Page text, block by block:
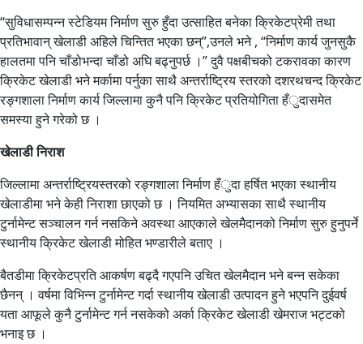
“सुविधासम्पन्न स्टेडियम निर्माण सुरु हुँदा उत्साहित बनेका क्रिकेटप्रेमी तथा
प्रतिभावान् खेलाडी अहिले चिन्तित भएका छन्”,उनले भने , “निर्माण कार्य जुनसुकै
हालतमा पनि चाँडोभन्दा चाँडो अघि बढ्नुपर्छ ।” दुवै पक्षबीचको टकरावका कारण
क्रिकेट खेलाडी भने मर्कामा पर्नुका साथै अन्तर्राष्ट्रिय स्तरको दशरथचन्द क्रिकेट
रङ्गशाला निर्माण कार्य जिल्लामा कुनै पनि क्रिकेट प्रतियोगिता हँुदासमेत
समस्या हुने गरेको छ ।
खेलाडी निराश
जिल्लामा अन्तर्राष्ट्रियस्तरको रङ्गशाला निर्माण हँुदा हर्षित भएका स्थानीय
खेलाडीमा भने केही निराशा छाएको छ । नियमित अभ्यासका साथै स्थानीय
टुर्नामेन्ट सञ्चालन गर्न नसकिने अवस्था आएकाले खेलमैदानको निर्माण सुरु हुनुपर्ने
स्थानीय क्रिकेट खेलाडी मोहित भण्डारीले बताए ।
बैतडीमा क्रिकेटप्रति आकर्षण बढ्दै गएपनि उचित खेलमैदान भने बन्न सकेका
छैनन् । वर्षमा विभिन्न टुर्नामेन्ट गर्दा स्थानीय खेलाडी उत्पादन हुने भएपनि दुईवर्ष
यता आफूले कुनै टुर्नामेन्ट गर्न नसकेको अर्का क्रिकेट खेलाडी खेमराज भट्टको
भनाइ छ ।